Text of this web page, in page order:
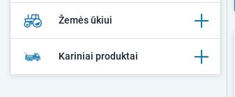
Žemės ūkiui
Kariniai produktai